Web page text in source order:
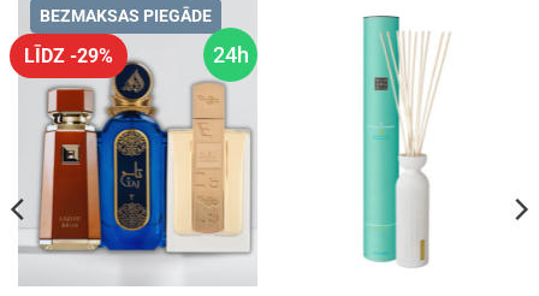
24h
LĪDZ -29%
BEZMAKSAS PIEGĀDE